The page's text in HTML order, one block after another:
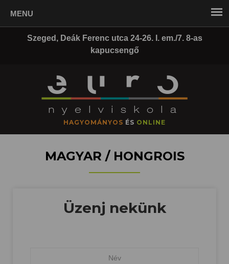
Szeged, Deák Ferenc utca 24-26. I. em./7. 8-as
kapucsengő
HAGYOMÁNYOS ÉS ONLINE
MAGYAR / HONGROIS
Üzenj nekünk